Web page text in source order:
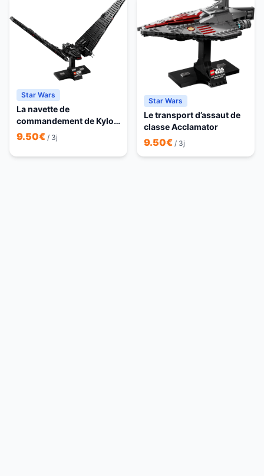
Star Wars
La navette de
commandement de Kylo
Ren
9.50€ / 3j
Star Wars
Le transport d’assaut de
classe Acclamator
9.50€ / 3j